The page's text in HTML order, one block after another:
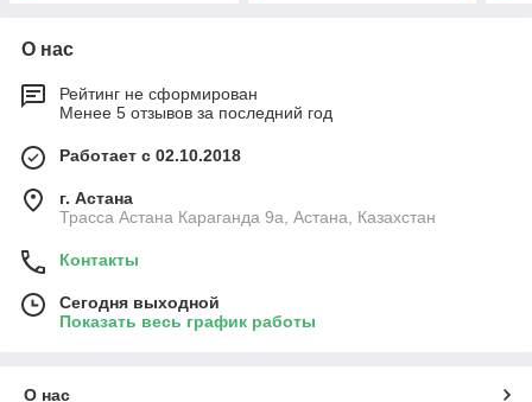
О нас
Рейтинг не сформирован
Менее 5 отзывов за последний год
Работает с 02.10.2018
г. Астана
Трасса Астана Караганда 9а, Астана, Казахстан
Контакты
Сегодня выходной
Показать весь график работы
О нас